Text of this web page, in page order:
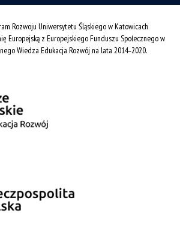
Rozwoju Uniwersytetu Śląskiego w Katowicach
Europejską z Europejskiego Funduszu Społecznego w
Wiedza Edukacja Rozwój na lata 2014˗2020.